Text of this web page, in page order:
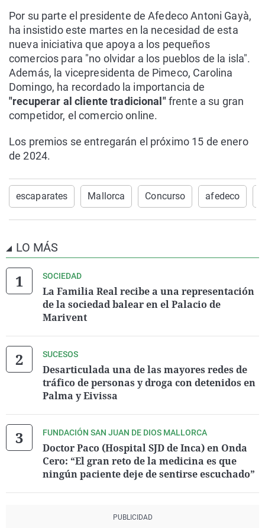
Por su parte el presidente de Afedeco Antoni Gayà,
ha insistido este martes en la necesidad de esta
nueva iniciativa que apoya a los pequeños
comercios para "no olvidar a los pueblos de la isla".
Además, la vicepresidenta de Pimeco, Carolina
Domingo, ha recordado la importancia de
"recuperar al cliente tradicional"frente a su gran
competidor, el comercio online.
Los premios se entregarán el próximo 15 de enero
de 2024.
escaparates Mallorca Concurso afedeco
LO MÁS
SOCIEDAD
La Familia Real recibe a una representación
de la sociedad balear en el Palacio de
Marivent
SUCESOS
Desarticulada una de las mayores redes de
tráfico de personas y droga con detenidos en
Palma y Eivissa
FUNDACIÓN SAN JUAN DE DIOS MALLORCA
Doctor Paco (Hospital SJD de Inca) en Onda
Cero: “El gran reto de la medicina es que
ningún paciente deje de sentirse escuchado”